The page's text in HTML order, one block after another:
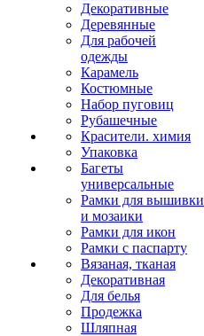
Декоративные
Деревянные
Для рабочей
одежды
Карамель
Костюмные
Набор пуговиц
Рубашечные
Красители. химия
Упаковка
Багеты
универсальные
Рамки для вышивки
и мозаики
Рамки для икон
Рамки с паспарту
Вязаная, тканая
Декоративная
Для белья
Продежка
Шляпная